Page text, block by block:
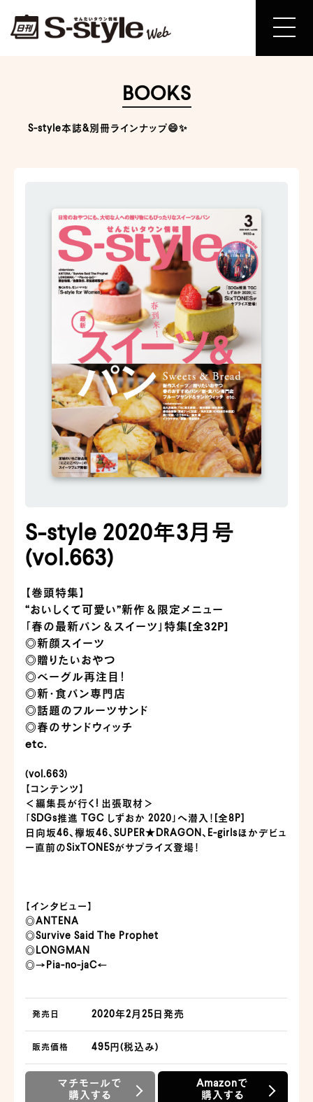
BOOKS
S-style本誌&別冊ラインナップ😄✨
S-style 2020年3月号
(vol.663)
【巻頭特集】
“おいしくて可愛い”新作＆限定メニュー
「春の最新パン＆スイーツ」特集[全32P]
◎新顔スイーツ
◎贈りたいおやつ
◎ベーグル再注目！
◎新・食パン専門店
◎話題のフルーツサンド
◎春のサンドウィッチ
etc.
(vol.663)
【コンテンツ】
＜編集長が行く! 出張取材＞
「SDGs推進 TGC しずおか 2020」へ潜入！[全8P]
日向坂46、欅坂46、SUPER★DRAGON、E-girlsほかデビュ
ー直前のSixTONESがサプライズ登場！
【インタビュー】
◎ANTENA
◎Survive Said The Prophet
◎LONGMAN
◎→Pia-no-jaC←
発売日 2020年2月25日発売
販売価格 495円(税込み)
マチモールで
購入する
Amazonで
購入する